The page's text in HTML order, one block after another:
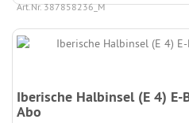
Art.Nr. 387858236_M
Iberische Halbinsel (E 4)
Abo